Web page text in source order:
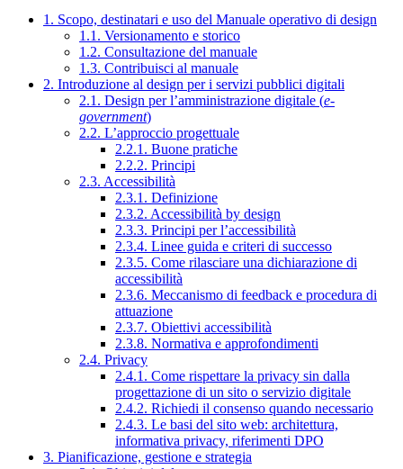
1. Scopo, destinatari e uso del Manuale operativo di design
1.1. Versionamento e storico
1.2. Consultazione del manuale
1.3. Contribuisci al manuale
2. Introduzione al design per i servizi pubblici digitali
2.1. Design per l’amministrazione digitale (e-
government)
2.2. L’approccio progettuale
2.2.1. Buone pratiche
2.2.2. Principi
2.3. Accessibilità
2.3.1. Definizione
2.3.2. Accessibilità by design
2.3.3. Principi per l’accessibilità
2.3.4. Linee guida e criteri di successo
2.3.5. Come rilasciare una dichiarazione di
accessibilità
2.3.6. Meccanismo di feedback e procedura di
attuazione
2.3.7. Obiettivi accessibilità
2.3.8. Normativa e approfondimenti
2.4. Privacy
2.4.1. Come rispettare la privacy sin dalla
progettazione di un sito o servizio digitale
2.4.2. Richiedi il consenso quando necessario
2.4.3. Le basi del sito web: architettura,
informativa privacy, riferimenti DPO
3. Pianificazione, gestione e strategia